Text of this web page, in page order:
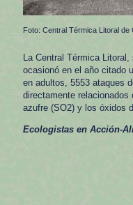
Foto: Central Térmica Litoral
La Central Térmica
ocasionó en el año citado
en adultos, 5553 ataques
directamente
azufre (SO2) y los óxidos
Ecologistas en Acción-